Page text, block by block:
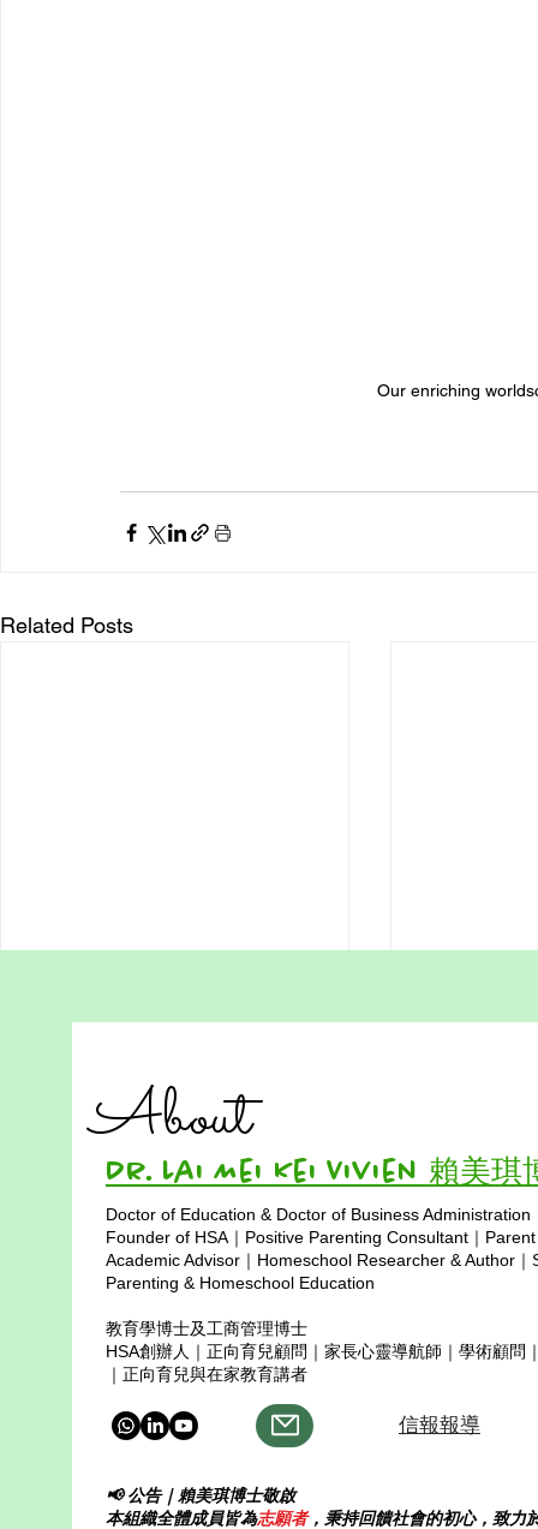
Our enriching
Related Posts
賴博士的免費 IGCSE 數學課程
Copyright ©
About
Dr. Lai Mei Kei Vivien 賴美琪
Doctor of Education & Doctor of Business Administration
Founder of HSA｜Positive Parenting Consultant｜
Academic Advisor｜Homeschool Researcher & Author
Parenting & Homeschool Education
教育學博士及工商管理博士
HSA創辦人｜正向育兒顧問｜家長心靈導航師｜學術顧問
｜正向育兒與在家教育講者
信報報導
📢 公告｜賴美琪博士敬啟
本組織全體成員皆為志願者，秉持回饋社會的初心，致力